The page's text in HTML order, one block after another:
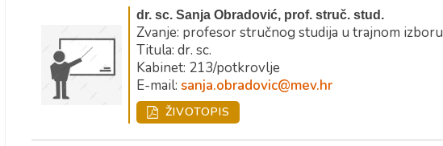
dr. sc. Sanja Obradović, prof. struč. stud.
Zvanje: profesor stručnog studija u trajnom izboru
Titula: dr. sc.
Kabinet: 213/potkrovlje
E-mail:sanja.obradovic@mev.hr
ŽIVOTOPIS